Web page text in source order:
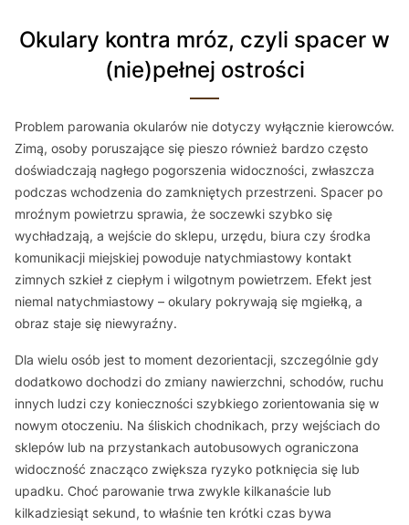
Okulary kontra mróz, czyli spacer w
(nie)pełnej ostrości
Problem parowania okularów nie dotyczy wyłącznie kierowców.
Zimą, osoby poruszające się pieszo również bardzo często
doświadczają nagłego pogorszenia widoczności, zwłaszcza
podczas wchodzenia do zamkniętych przestrzeni. Spacer po
mroźnym powietrzu sprawia, że soczewki szybko się
wychładzają, a wejście do sklepu, urzędu, biura czy środka
komunikacji miejskiej powoduje natychmiastowy kontakt
zimnych szkieł z ciepłym i wilgotnym powietrzem. Efekt jest
niemal natychmiastowy – okulary pokrywają się mgiełką, a
obraz staje się niewyraźny.
Dla wielu osób jest to moment dezorientacji, szczególnie gdy
dodatkowo dochodzi do zmiany nawierzchni, schodów, ruchu
innych ludzi czy konieczności szybkiego zorientowania się w
nowym otoczeniu. Na śliskich chodnikach, przy wejściach do
sklepów lub na przystankach autobusowych ograniczona
widoczność znacząco zwiększa ryzyko potknięcia się lub
upadku. Choć parowanie trwa zwykle kilkanaście lub
kilkadziesiąt sekund, to właśnie ten krótki czas bywa